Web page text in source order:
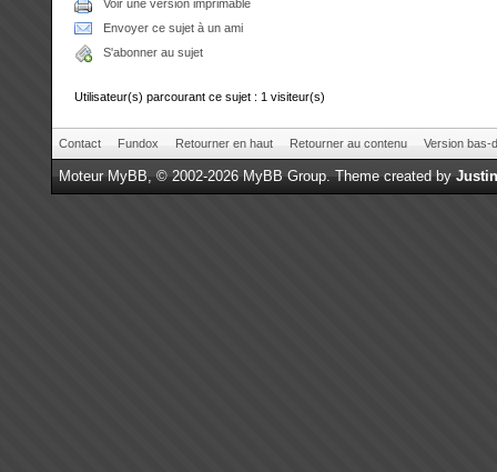
Voir une version imprimable
Envoyer ce sujet à un ami
S'abonner au sujet
Utilisateur(s) parcourant ce sujet : 1 visiteur(s)
Contact Fundox Retourner en haut Retourner au contenu Version bas-
MoteurMyBB, © 2002-2026MyBB Group. Theme created by